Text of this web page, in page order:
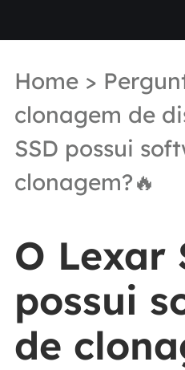
Home>
clonagem de
SSD possui
clonagem?🔥
O Lexar
possui
de